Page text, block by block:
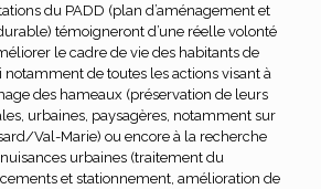
du PADD (plan d’aménagement et
témoigneront d’une réelle volonté
le cadre de vie des habitants de
notamment de toutes les actions visant à
des hameaux (préservation de leurs
urbaines, paysagères, notamment sur
Val-Marie) ou encore à la recherche
urbaines (traitement du
et stationnement, amélioration de